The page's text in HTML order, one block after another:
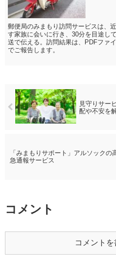
郵便局のみまもり訪問サービスは、
す家族に会いに行き、30分を目途し
送で伝える。訪問結果は、PDFファ
でご報告します。
見守りサー
配や不安を
「みまもりサポート」アルソックの
急通報サービス
コメント
コメント